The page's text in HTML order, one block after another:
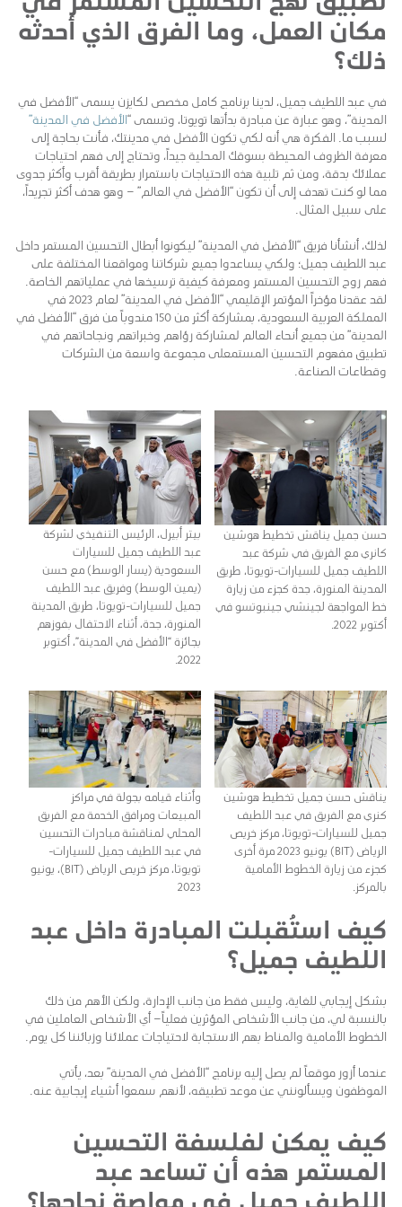
مكان العمل، وما الفرق الذي أحدثه
ذلك؟
في عبد اللطيف جميل، لدينا برنامج كامل مخصص لكايزن يسمى “الأفضل في
المدينة”، وهو عبارة عن مبادرة بدأتها تويوتا، وتسمى “الأفضل في المدينة”
لسبب ما. الفكرة هي أنه لكي تكون الأفضل في مدينتك، فأنت بحاجة إلى
معرفة الظروف المحيطة بسوقك المحلية جيداً، وتحتاج إلى فهم احتياجات
عملائك بدقة، ومن ثم تلبية هذه الاحتياجات باستمرار بطريقة أقرب وأكثر جدوى
مما لو كنت تهدف إلى أن تكون “الأفضل في العالم” – وهو هدف أكثر تجريداً،
على سبيل المثال.
لذلك، أنشأنا فريق “الأفضل في المدينة” ليكونوا أبطال التحسين المستمر داخل
عبد اللطيف جميل؛ ولكي يساعدوا جميع شركاتنا ومواقعنا المختلفة على
فهم روح التحسين المستمر ومعرفة كيفية ترسيخها في عملياتهم الخاصة.
لقد عقدنا مؤخراً المؤتمر الإقليمي “الأفضل في المدينة” لعام 2023 في
المملكة العربية السعودية، بمشاركة أكثر من 150 مندوباً من فرق “الأفضل في
المدينة” من جميع أنحاء العالم لمشاركة رؤاهم وخبراتهم ونجاحاتهم في
تطبيق مفهوم التحسين المستمعلى مجموعة واسعة من الشركات
وقطاعات الصناعة.
حسن جميل يناقش تخطيط هوشين
كانري مع الفريق في شركة عبد
اللطيف جميل للسيارات-تويوتا، طريق
المدينة المنورة، جدة كجزء من زيارة
خط المواجهة لجينشي جينبوتسو في
أكتوبر 2022.
بيتر أبيرل، الرئيس التنفيذي لشركة
عبد اللطيف جميل للسيارات
السعودية (يسار الوسط) مع حسن
(يمين الوسط) وفريق عبد اللطيف
جميل للسيارات-تويوتا، طريق المدينة
المنورة، جدة، أثناء الاحتفال بفوزهم
بجائزة “الأفضل في المدينة”، أكتوبر
2022.
يناقش حسن جميل تخطيط هوشين
كنري مع الفريق في عبد اللطيف
جميل للسيارات-تويوتا، مركز خريص
الرياض (BIT) يونيو 2023 مرة أخرى
كجزء من زيارة الخطوط الأمامية
بالمركز.
وأثناء قيامه بجولة في مراكز
المبيعات ومرافق الخدمة مع الفريق
المحلي لمناقشة مبادرات التحسين
في عبد اللطيف جميل للسيارات-
تويوتا، مركز خريص الرياض (BIT)، يونيو
2023
كيف استُقبلت المبادرة داخل عبد
اللطيف جميل؟
بشكل إيجابي للغاية، وليس فقط من جانب الإدارة، ولكن الأهم من ذلك
بالنسبة لي، من جانب الأشخاص المؤثرين فعلياً– أي الأشخاص العاملين في
الخطوط الأمامية والمناط بهم الاستجابة لاحتياجات عملائنا وزبائننا كل يوم.
عندما أزور موقعاً لم يصل إليه برنامج “الأفضل في المدينة” بعد، يأتي
الموظفون ويسألونني عن موعد تطبيقه، لأنهم سمعوا أشياء إيجابية عنه.
كيف يمكن لفلسفة التحسين
المستمر هذه أن تساعد عبد